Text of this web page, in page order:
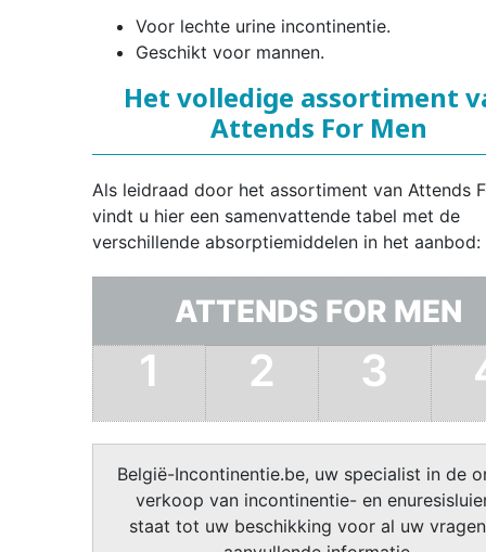
Voor lechte urine incontinentie.
Geschikt voor mannen.
Het volledige assortiment
Attends For Men
Als leidraad door het assortiment van Attends
vindt u hier een samenvattende tabel met de
verschillende absorptiemiddelen in het aanbod:
ATTENDS FOR MEN
1 2 3
België-Incontinentie.be, uw specialist in de
verkoop van incontinentie- en
staat tot uw beschikking voor al uw